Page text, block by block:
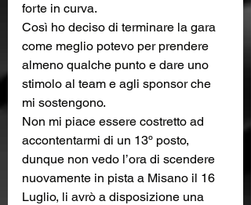
forte in curva.
Così ho deciso di terminare la gara
come meglio potevo per prendere
almeno qualche punto e dare uno
stimolo al team e agli sponsor che
mi sostengono.
Non mi piace essere costretto ad
accontentarmi di un 13º posto,
dunque non vedo l’ora di scendere
nuovamente in pista a Misano il 16
Luglio, li avrò a disposizione una